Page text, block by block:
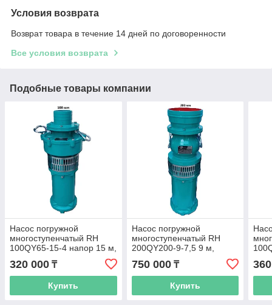
Условия возврата
Возврат товара в течение 14 дней по договоренности
Все условия возврата
Подобные товары компании
Насос погружной
многоступенчатый RH
100QY65-15-4 напор 15 м,
320 000 ₸
Купить
Насос погружной
многоступенчатый RH
200QY200-9-7,5 9 м,
750 000₸
Купить